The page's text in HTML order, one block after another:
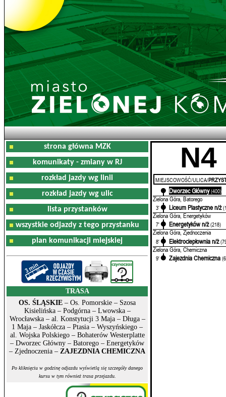
strona główna MZK
komunikaty - zmiany w RJ
rozkład jazdy wg linii
rozkład jazdy wg ulic
lista przystanków
wszystkie odjazdy z tego przystanku
plan komunikacji miejskiej
TRASA
OS. ŚLĄSKIE – Os. Pomorskie – Szosa
Kisielińska – Podgórna – Lwowska –
Wrocławska – al. Konstytucji 3 Maja – Długa –
1 Maja – Jaskółcza – Ptasia – Wyszyńskiego –
al. Wojska Polskiego – Bohaterów Westerplatte
– Dworzec Główny – Batorego – Energetyków
– Zjednoczenia – ZAJEZDNIA CHEMICZNA
Po kliknięciu w godzinę odjazdu wyświetlą się szczegóły danego
kursu w tym również trasa przejazdu.
N4
MIEJSCOWOŚĆ/ULICA/
Dworzec Główny (400)
Zielona Góra, Batorego
3' Liceum Plastyczne n/ż
Zielona Góra, Energetyków
7' Energetyków n/ż (218)
Zielona Góra, Zjednoczenia
8' Elektrociepłownia n/ż
Zielona Góra, Chemiczna
9' Zajezdnia Chemiczna